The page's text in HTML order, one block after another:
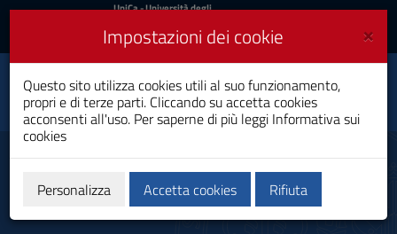
Vai
al
navigazione
UniCa
Accedi
UniCa- Università degli
Accedi UniCA News
Toggle
navigation
Centro di Servizio per
l’alta formazione
professionale e
l’inclusione (CESAFI)
Centro
×
Impostazioni dei cookie
Questo sito utilizza cookies utili al suo funzionamento,
propri e di terze parti. Cliccando su accetta cookies
acconsenti all'uso. Per saperne di più leggi Informativa sui
cookies
Personalizza Accetta cookies Rifiuta